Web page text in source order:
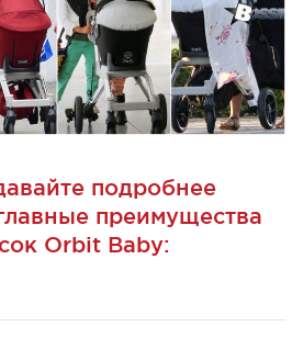
подробнее
преимущества
Orbit Baby: